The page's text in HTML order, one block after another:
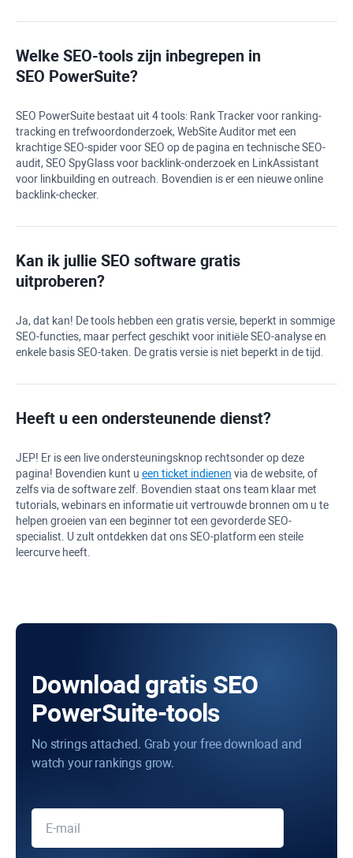
Welke SEO-tools zijn inbegrepen in
SEO PowerSuite?
SEO PowerSuite bestaat uit 4 tools: Rank Trackervoor ranking-
tracking en trefwoordonderzoek, WebSite Auditor met een
krachtige SEO-spider voor SEO op de pagina en technische SEO-
audit, SEO SpyGlassvoor backlink-onderzoek en LinkAssistant
voor linkbuilding en outreach. Bovendien is er een nieuwe online
backlink-checker.
Kan ik jullie SEO software gratis
uitproberen?
Ja, dat kan! De tools hebben een gratis versie, beperkt in sommige
SEO-functies, maar perfect geschikt voor initiële SEO-analyse en
enkele basis SEO-taken. De gratis versie is niet beperkt in de tijd.
Heeft u een ondersteunende dienst?
JEP! Er is een live ondersteuningsknop rechtsonder op deze
pagina! Bovendien kunt u een ticket indienen via de website, of
zelfs via de software zelf. Bovendien staat ons team klaar met
tutorials, webinars en informatie uit vertrouwde bronnen om u te
helpen groeien van een beginner tot een gevorderde SEO-
specialist. U zult ontdekken dat ons SEO-platform een ​​steile
leercurve heeft.
Download gratis SEO
PowerSuite-tools
No strings attached. Grab your free download and
watch your rankings grow.